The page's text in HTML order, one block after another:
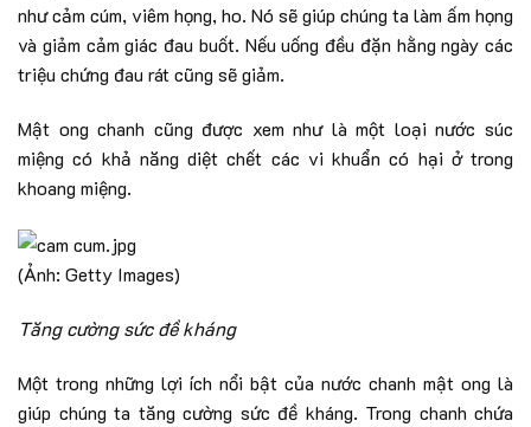
như cảm cúm, viêm họng, ho. Nó sẽ giúp chúng ta làm ấm họng
và giảm cảm giác đau buốt. Nếu uống đều đặn hằng ngày các
triệu chứng đau rát cũng sẽ giảm.
Mật ong chanh cũng được xem như là một loại nước súc
miệng có khả năng diệt chết các vi khuẩn có hại ở trong
khoang miệng.
(Ảnh: Getty Images)
Tăng cường sức đề kháng
Một trong những lợi ích nổi bật của nước chanh mật ong là
giúp chúng ta tăng cường sức đề kháng. Trong chanh chứa